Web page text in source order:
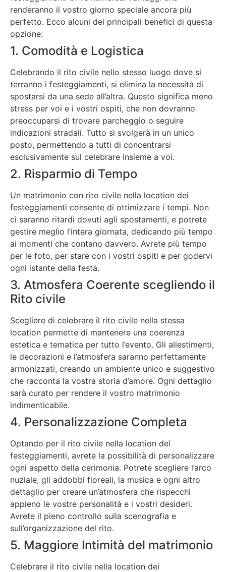
renderanno il vostro giorno speciale ancora più
perfetto. Ecco alcuni dei principali benefici di questa
opzione:
1. Comodità e Logistica
Celebrando il rito civile nello stesso luogo dove si
terranno i festeggiamenti, si elimina la necessità di
spostarsi da una sede all’altra. Questo significa meno
stress per voi e i vostri ospiti, che non dovranno
preoccuparsi di trovare parcheggio o seguire
indicazioni stradali. Tutto si svolgerà in un unico
posto, permettendo a tutti di concentrarsi
esclusivamente sul celebrare insieme a voi.
2. Risparmio di Tempo
Un matrimonio con rito civile nella location dei
festeggiamenti consente di ottimizzare i tempi. Non
ci saranno ritardi dovuti agli spostamenti, e potrete
gestire meglio l’intera giornata, dedicando più tempo
ai momenti che contano davvero. Avrete più tempo
per le foto, per stare con i vostri ospiti e per godervi
ogni istante della festa.
3. Atmosfera Coerente scegliendo il
Rito civile
Scegliere di celebrare il rito civile nella stessa
location permette di mantenere una coerenza
estetica e tematica per tutto l’evento. Gli allestimenti,
le decorazioni e l’atmosfera saranno perfettamente
armonizzati, creando un ambiente unico e suggestivo
che racconta la vostra storia d’amore. Ogni dettaglio
sarà curato per rendere il vostro matrimonio
indimenticabile.
4. Personalizzazione Completa
Optando per il rito civile nella location dei
festeggiamenti, avrete la possibilità di personalizzare
ogni aspetto della cerimonia. Potrete scegliere l’arco
nuziale, gli addobbi floreali, la musica e ogni altro
dettaglio per creare un’atmosfera che rispecchi
appieno le vostre personalità e i vostri desideri.
Avrete il pieno controllo sulla scenografia e
sull’organizzazione del rito.
5. Maggiore Intimità del matrimonio
Celebrare il rito civile nella location dei